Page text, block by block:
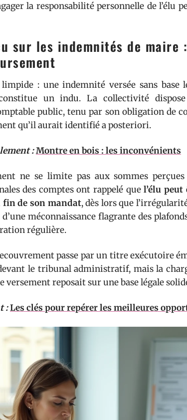
la responsabilité personnelle de l’élu
sur les indemnités de
: une indemnité versée sans base
un indu. La collectivité
public, tenu par son obligation de
qu’il aurait identifié a posteriori.
:Montre en bois : les inconvénients
ne se limite pas aux sommes
des comptes ont rappelé quel’élu
fin de son mandat, dès lors que
méconnaissance flagrante des
régulière.
passe par un titre exécutoire
le tribunal administratif, mais la
versement reposait sur une base légale
:Les clés pour repérer les meilleures